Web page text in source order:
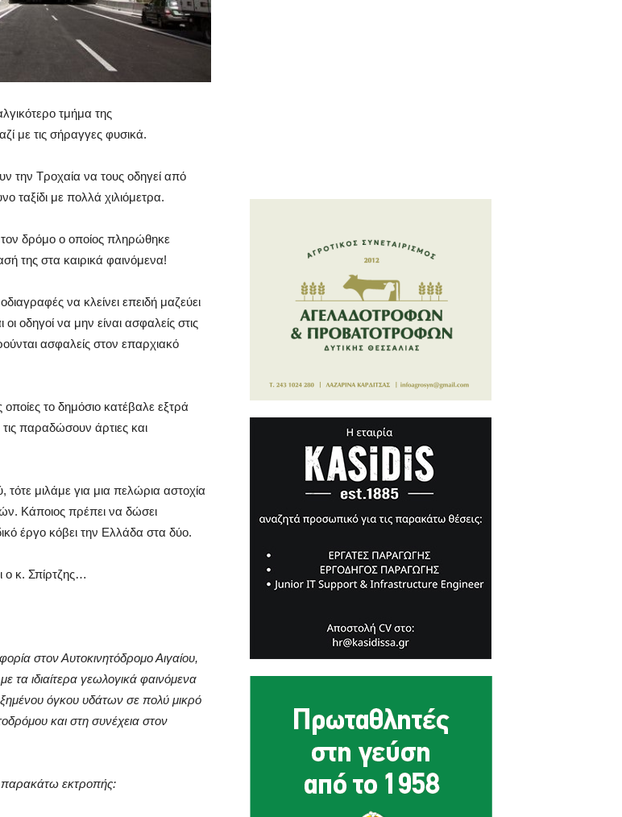
τμήμα της
με τις σήραγγες φυσικά.
την Τροχαία να τους οδηγεί από
ταξίδι με πολλά χιλιόμετρα.
τον δρόμο ο οποίος πληρώθηκε
της στα καιρικά φαινόμενα!
να κλείνει επειδή μαζεύει
οδηγοί να μην είναι ασφαλείς στις
ασφαλείς στον επαρχιακό
το δημόσιο κατέβαλε εξτρά
παραδώσουν άρτιες και
τότε μιλάμε για μια πελώρια αστοχία
Κάποιος πρέπει να δώσει
έργο κόβει την Ελλάδα στα δύο.
ο κ. Σπίρτζης…
στον Αυτοκινητόδρομο Αιγαίου,
τα ιδιαίτερα γεωλογικά φαινόμενα
όγκου υδάτων σε πολύ μικρό
και στη συνέχεια στον
παρακάτω εκτροπής: